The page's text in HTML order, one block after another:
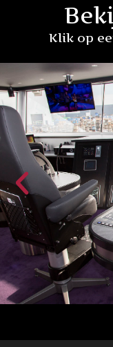
Klik op